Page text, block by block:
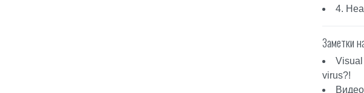
4.
Заметки
Visual
virus?!